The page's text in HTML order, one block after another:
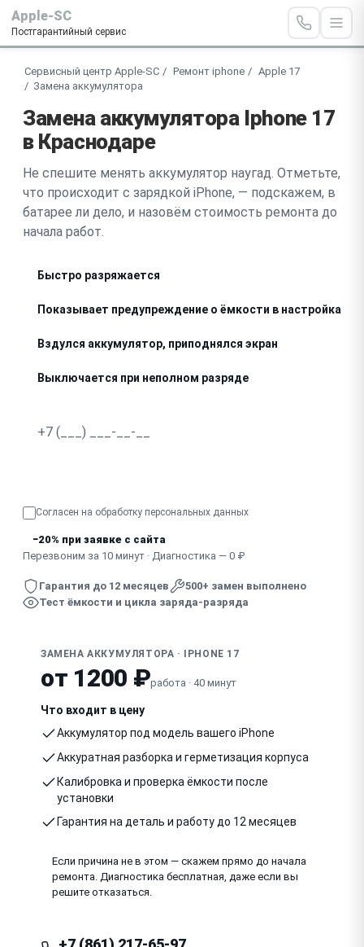
Apple-SC
Постгарантийный сервис
Сервисный центр Apple-SC Ремонт iphone
Apple 17
Замена аккумулятора
Замена аккумулятора Iphone 17
в Краснодаре
Не спешите менять аккумулятор наугад. Отметьте,
что происходит с зарядкой iPhone, — подскажем, в
батарее ли дело, и назовём стоимость ремонта до
начала работ.
Быстро разряжается
Показывает предупреждение о ёмкости в настройках
Вздулся аккумулятор, приподнялся экран
Выключается при неполном разряде
Согласен на обработку персональных данных
−20% при заявке с сайта
Перезвоним за 10 минут · Диагностика — 0 ₽
Гарантия до 12 месяцев
500+ замен выполнено
Тест ёмкости и цикла заряда-разряда
ЗАМЕНА АККУМУЛЯТОРА · IPHONE 17
от 1200 ₽работа · 40 минут
Что входит в цену
Аккумулятор под модель вашего iPhone
Аккуратная разборка и герметизация корпуса
Калибровка и проверка ёмкости после
установки
Гарантия на деталь и работу до 12 месяцев
Если причина не в этом — скажем прямо до начала
ремонта. Диагностика бесплатная, даже если вы
решите отказаться.